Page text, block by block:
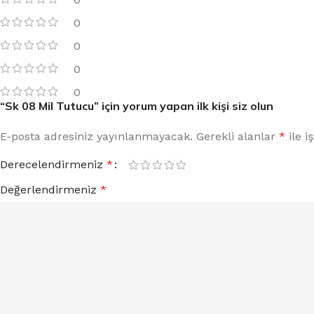
0
0
0
0
“Sk 08 Mil Tutucu” için yorum yapan ilk kişi siz olun
E-posta adresiniz yayınlanmayacak. Gerekli alanlar * ile
Derecelendirmeniz *
Değerlendirmeniz *